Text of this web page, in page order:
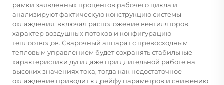
рамки заявленных процентов рабочего цикла и
анализируют фактическую конструкцию системы
охлаждения, включая расположение вентиляторов,
характер воздушных потоков и конфигурацию
теплоотводов. Сварочный аппарат с превосходным
тепловым управлением будет сохранять стабильные
характеристики дуги даже при длительной работе на
высоких значениях тока, тогда как недостаточное
охлаждение приводит к дрейфу параметров и снижению